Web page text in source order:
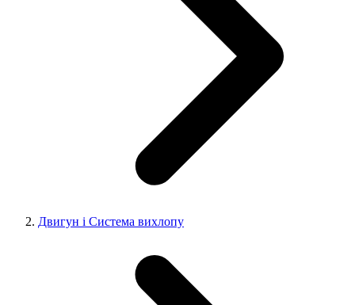
Двигун і Система вихлопу